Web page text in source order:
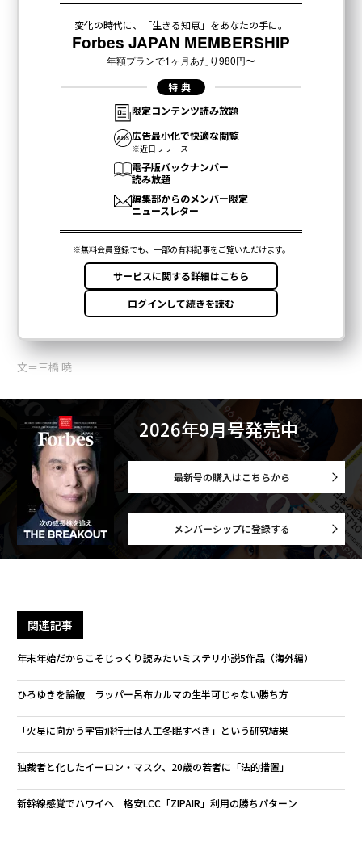
文＝三橋 曉
2026年9月号発売中
最新号の購入はこちらから
メンバーシップに登録する
関連記事
年末年始だからこそじっくり読みたいミステリ小説5作品（海外編）
ひろゆきを論破 ラッパー呂布カルマの生半可じゃない勝ち方
「火星に向かう宇宙飛行士は人工冬眠すべき」という研究結果
独裁者と化したイーロン・マスク、20歳の若者に「法的措置」
新幹線感覚でハワイへ 格安LCC「ZIPAIR」利用の勝ちパターン